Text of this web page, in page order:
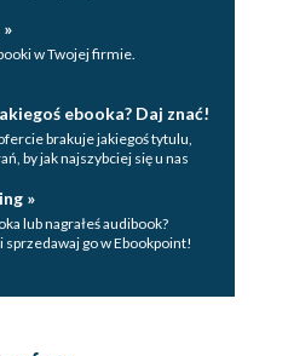
w Twojej firmie.
ebooka? Daj znać!
brakuje jakiegoś tytulu,
by jak najszybciej się u nas
»
lub nagrałeś audibook?
sprzedawaj go w Ebookpoint!